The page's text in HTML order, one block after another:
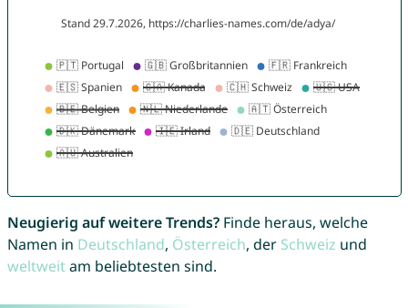
Neugierig auf weitere Trends?Finde heraus, welche
Namen in Deutschland, Österreich, der Schweiz und
weltweitam beliebtesten sind.